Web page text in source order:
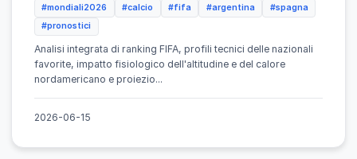
#mondiali2026 #calcio #fifa #argentina
#spagna
#pronostici
Analisi integrata di ranking FIFA, profili tecnici delle nazionali
favorite, impatto fisiologico dell'altitudine e del calore
nordamericano e proiezio...
2026-06-15